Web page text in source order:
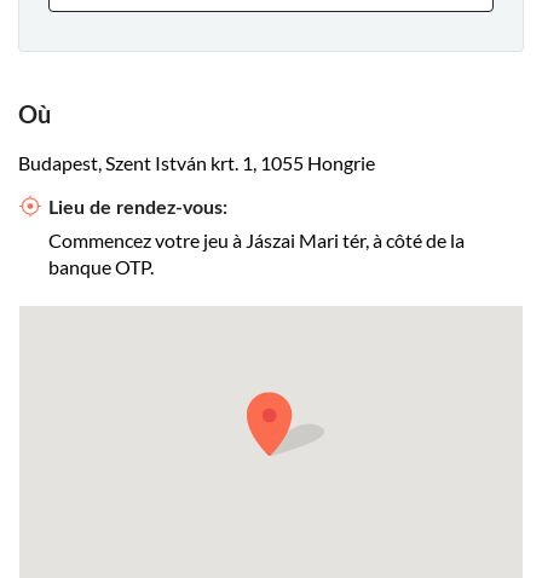
Où
Budapest, Szent István krt. 1, 1055 Hongrie
Lieu de rendez-vous:
Commencez votre jeu à Jászai Mari tér, à côté de la
banque OTP.